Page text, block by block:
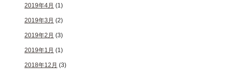
2019年4月 (1)
2019年3月 (2)
2019年2月 (3)
2019年1月 (1)
2018年12月 (3)